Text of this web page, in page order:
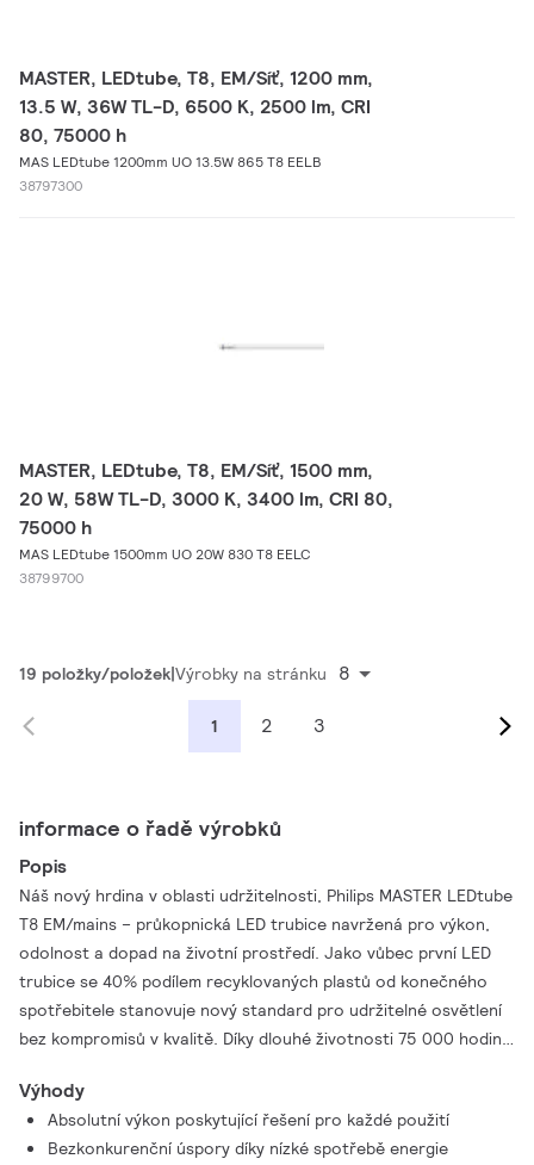
MASTER, LEDtube, T8, EM/Síť, 1200 mm,
13.5 W, 36W TL-D, 6500 K, 2500 lm, CRI
80, 75000 h
MAS LEDtube 1200mm UO 13.5W 865 T8 EELB
38797300
MASTER, LEDtube, T8, EM/Síť, 1500 mm,
20 W, 58W TL-D, 3000 K, 3400 lm, CRI 80,
75000 h
MAS LEDtube 1500mm UO 20W 830 T8 EELC
38799700
19 položky/položek Výrobky na stránku 8
1 2 3
informace o řadě výrobků
Popis
Náš nový hrdina v oblasti udržitelnosti, Philips MASTER LEDtube
T8 EM/mains – průkopnická LED trubice navržená pro výkon,
odolnost a dopad na životní prostředí. Jako vůbec první LED
trubice se 40% podílem recyklovaných plastů od konečného
spotřebitele stanovuje nový standard pro udržitelné osvětlení
bez kompromisů v kvalitě. Díky dlouhé životnosti 75 000 hodin
MASTER LEDtube T8 vynikající energetickou účinnost. Tyto LED
trubice T8 jsou správnou volbou, když potřebujete
nekompromisní výkon. Navrhli jsme je tak, aby obstály
Výhody
Absolutní výkon poskytující řešení pro každé použití
Bezkonkurenční úspory díky nízké spotřebě energie